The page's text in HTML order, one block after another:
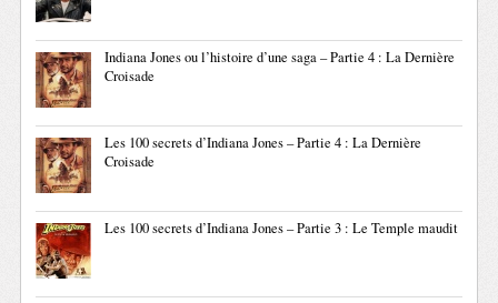
Indiana Jones ou l’histoire d’une saga – Partie 4 : La Dernière
Croisade
Les 100 secrets d’Indiana Jones – Partie 4 : La Dernière
Croisade
Les 100 secrets d’Indiana Jones – Partie 3 : Le Temple maudit